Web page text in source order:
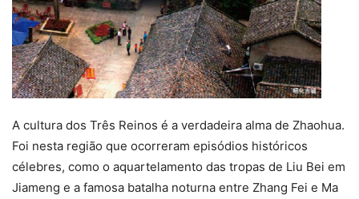
A cultura dos Três Reinos é a verdadeira alma de Zhaohua.
Foi nesta região que ocorreram episódios históricos
célebres, como o aquartelamento das tropas de Liu Bei em
Jiameng e a famosa batalha noturna entre Zhang Fei e Ma